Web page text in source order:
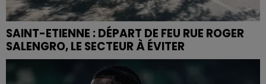
SAINT-ETIENNE : DÉPART DE FEU RUE ROGER
SALENGRO, LE SECTEUR À ÉVITER